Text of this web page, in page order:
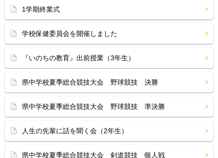
1学期終業式
学校保健委員会を開催しました
『いのちの教育』出前授業（3年生）
県中学校夏季総合競技大会 野球競技 決勝
県中学校夏季総合競技大会 野球競技 準決勝
人生の先輩に話を聞く会（2年生）
県中学校夏季総合競技大会 剣道競技 個人戦